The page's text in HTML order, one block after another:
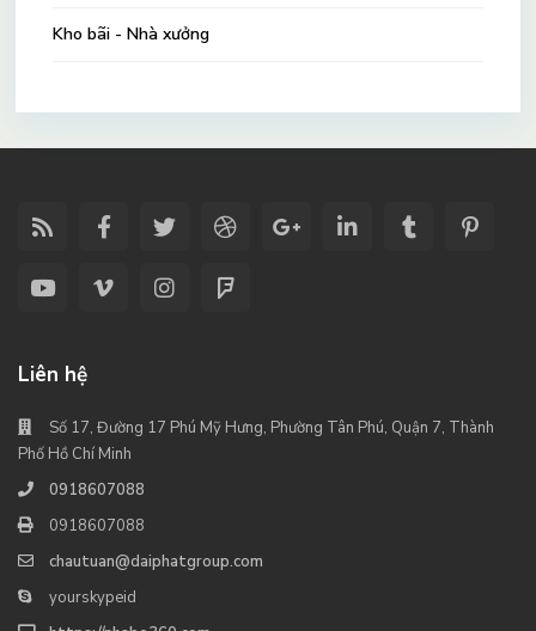
Kho bãi - Nhà xưởng
Liên hệ
Số 17, Đường 17 Phú Mỹ Hưng, Phường Tân Phú, Quận 7, Thành
Phố Hồ Chí Minh
0918607088
0918607088
chautuan@daiphatgroup.com
yourskypeid